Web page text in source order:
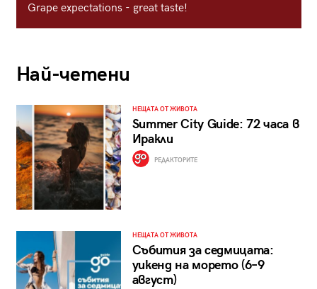
Grape expectations - great taste!
Най-четени
НЕЩАТА ОТ ЖИВОТА
Summer City Guide: 72 часа в
Иракли
РЕДАКТОРИТЕ
НЕЩАТА ОТ ЖИВОТА
Събития за седмицата:
уикенд на морето (6–9
август)